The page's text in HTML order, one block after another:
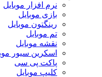
نرم افزار موبایل
بازی موبایل
رینگتون موبایل
تم موبایل
نقشه موبایل
اسکرین سیور
پاکت پی سی
کلیپ موبایل